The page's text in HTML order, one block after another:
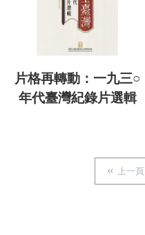
片格再轉動：一九三○
年代臺灣紀錄片選輯
上一頁